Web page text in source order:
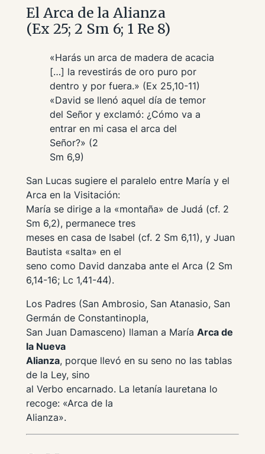
El Arca de la Alianza
(Ex 25; 2 Sm 6; 1 Re 8)
«Harás un arca de madera de acacia
[…] la revestirás de oro puro por
dentro y por fuera.» (Ex 25,10-11)
«David se llenó aquel día de temor
del Señor y exclamó: ¿Cómo va a
entrar en mi casa el arca del
Señor?» (2
Sm 6,9)
San Lucas sugiere el paralelo entre María y el
Arca en la Visitación:
María se dirige a la «montaña» de Judá (cf. 2
Sm 6,2), permanece tres
meses en casa de Isabel (cf. 2 Sm 6,11), y Juan
Bautista «salta» en el
seno como David danzaba ante el Arca (2 Sm
6,14-16; Lc 1,41-44).
Los Padres (San Ambrosio, San Atanasio, San
Germán de Constantinopla,
San Juan Damasceno) llaman a María Arca de
la Nueva
Alianza, porque llevó en su seno no las tablas
de la Ley, sino
al Verbo encarnado. La letanía lauretana lo
recoge: «Arca de la
Alianza».